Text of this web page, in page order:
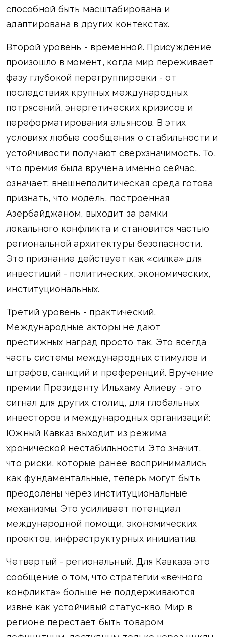
способной быть масштабирована и
адаптирована в других контекстах.
Второй уровень - временной. Присуждение
произошло в момент, когда мир переживает
фазу глубокой перегруппировки - от
последствиях крупных международных
потрясений, энергетических кризисов и
переформатирования альянсов. В этих
условиях любые сообщения о стабильности и
устойчивости получают сверхзначимость. То,
что премия была вручена именно сейчас,
означает: внешнеполитическая среда готова
признать, что модель, построенная
Азербайджаном, выходит за рамки
локального конфликта и становится частью
региональной архитектуры безопасности.
Это признание действует как «силка» для
инвестиций - политических, экономических,
институциональных.
Третий уровень - практический.
Международные акторы не дают
престижных наград просто так. Это всегда
часть системы международных стимулов и
штрафов, санкций и преференций. Вручение
премии Президенту Ильхаму Алиеву - это
сигнал для других столиц, для глобальных
инвесторов и международных организаций:
Южный Кавказ выходит из режима
хронической нестабильности. Это значит,
что риски, которые ранее воспринимались
как фундаментальные, теперь могут быть
преодолены через институциональные
механизмы. Это усиливает потенциал
международной помощи, экономических
проектов, инфраструктурных инициатив.
Четвертый - региональный. Для Кавказа это
сообщение о том, что стратегии «вечного
конфликта» больше не поддерживаются
извне как устойчивый статус-кво. Мир в
регионе перестает быть товаром